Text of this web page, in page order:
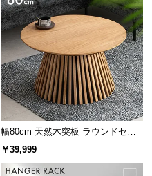
幅80cm 天然木突板 ラウンドセン
ターテーブル 美しい格子デザイン
￥39,999